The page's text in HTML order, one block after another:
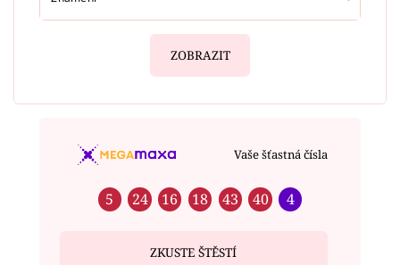
ZOBRAZIT
Vaše šťastná čísla
5 24 16 18 43 40 4
ZKUSTE ŠTĚSTÍ